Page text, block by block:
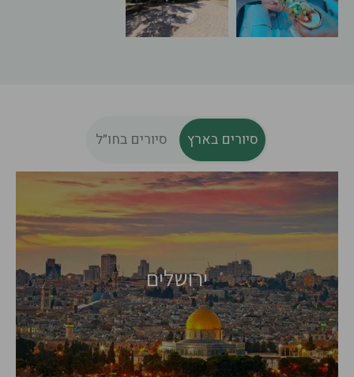
סיורים בארץ סיורים בחו״ל
ירושלים
פורטוגל
חבל פוליה,
איטליה
בלגיה
מלטה